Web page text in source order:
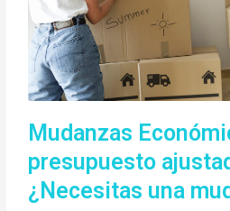
Mudanzas
presupuesto
¿Necesitas una